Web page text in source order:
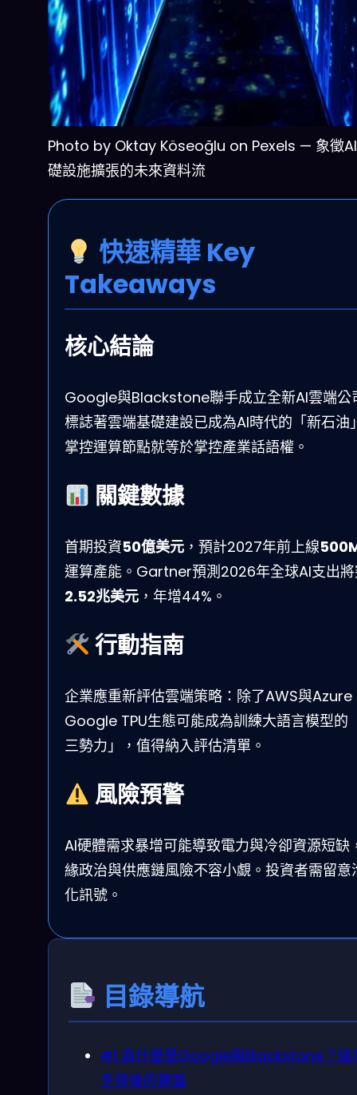
Photo by Oktay Köseoğlu on Pexels — 象徵
礎設施擴張的未來資料流
快速精華 Key
Takeaways
核心結論
Google與Blackstone聯手成立全新AI雲端公
標誌著雲端基礎建設已成為AI時代的「新石
掌控運算節點就等於掌控產業話語權。
關鍵數據
首期投資50億美元 ，預計2027年前上線
運算產能。Gartner預測2026年全球AI支出
2.52兆美元 ，年增44%。
行動指南
企業應重新評估雲端策略：除了AWS與Azure
Google TPU生態可能成為訓練大語言模型的
三勢力」，值得納入評估清單。
風險預警
AI硬體需求暴增可能導致電力與冷卻資源短缺
緣政治與供應鏈風險不容小覷。投資者需留意
化訊號。
目錄導航
#1 為什麼是Google與Blackstone？這
手背後的算盤